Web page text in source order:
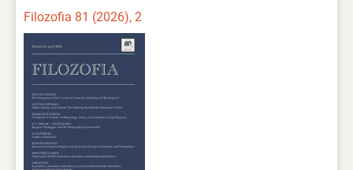
Filozofia 81 (2026), 2